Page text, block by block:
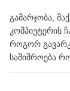
გამარჯობა,
კომპიუტერის
როგორ
საშიშროება